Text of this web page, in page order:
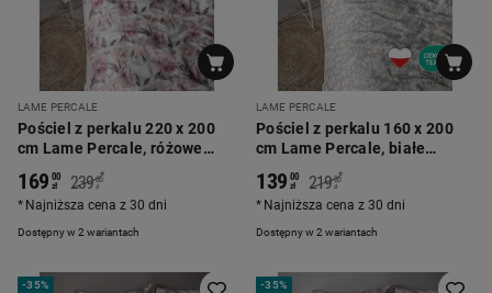
LAME PERCALE
Pościel z perkalu 220 x 200
cm Lame Percale, różowe
Dostępny w 2 wariantach
169 00
zł 239 00
zł
*
Najniższa cena z 30 dni
LAME PERCALE
Pościel z perkalu 160 x 200
cm Lame Percale, białe
kwiaty, beżowa
Dostępny w 2 wariantach
139 00
zł 219 00
zł
*
Najniższa cena z 30 dni
-35% -35%